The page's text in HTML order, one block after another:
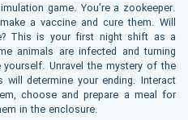
game. You’re a zookeeper.
a vaccine and cure them. Will
This is your first night shift as a
animals are infected and turning
Unravel the mystery of the
determine your ending. Interact
choose and prepare a meal for
in the enclosure.